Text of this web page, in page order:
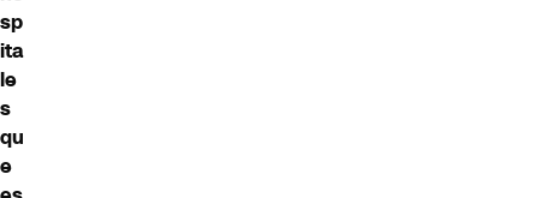
sp
ita
le
s
qu
e